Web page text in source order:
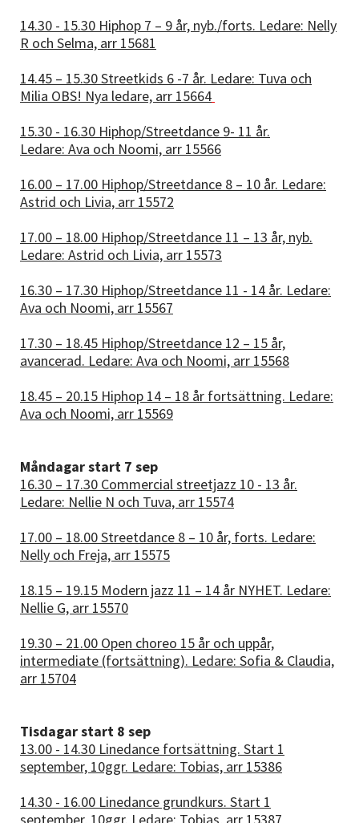
14.30 - 15.30 Hiphop 7 – 9 år, nyb./forts. Ledare: Nelly
R och Selma, arr 15681
14.45 – 15.30 Streetkids 6 -7 år. Ledare: Tuva och
Milia OBS! Nya ledare, arr 15664
15.30 - 16.30 Hiphop/Streetdance 9- 11 år.
Ledare: Ava och Noomi, arr 15566
16.00 – 17.00 Hiphop/Streetdance 8 – 10 år. Ledare:
Astrid och Livia, arr 15572
17.00 – 18.00 Hiphop/Streetdance 11 – 13 år, nyb.
Ledare: Astrid och Livia, arr 15573
16.30 – 17.30 Hiphop/Streetdance 11 - 14 år. Ledare:
Ava och Noomi, arr 15567
17.30 – 18.45 Hiphop/Streetdance 12 – 15 år,
avancerad. Ledare: Ava och Noomi, arr 15568
18.45 – 20.15 Hiphop 14 – 18 år fortsättning. Ledare:
Ava och Noomi, arr 15569
Måndagar start 7 sep
16.30 – 17.30 Commercial streetjazz 10 - 13 år.
Ledare: Nellie N och Tuva, arr 15574
17.00 – 18.00 Streetdance 8 – 10 år, forts. Ledare:
Nelly och Freja, arr 15575
18.15 – 19.15 Modern jazz 11 – 14 år NYHET. Ledare:
Nellie G, arr 15570
19.30 – 21.00 Open choreo 15 år och uppår,
intermediate (fortsättning). Ledare: Sofia & Claudia,
arr 15704
Tisdagar start 8 sep
13.00 - 14.30 Linedance fortsättning. Start 1
september, 10ggr. Ledare: Tobias, arr 15386
14.30 - 16.00 Linedance grundkurs. Start 1